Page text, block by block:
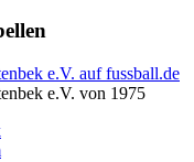
e.V. von 1975